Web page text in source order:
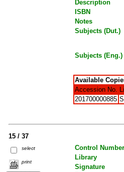
Description
ISBN
Notes
Subjects (Dut.)
Subjects (Eng.)
Available
Accession No.
201700000885
15 / 37
select
print
Control Number
Library
Signature